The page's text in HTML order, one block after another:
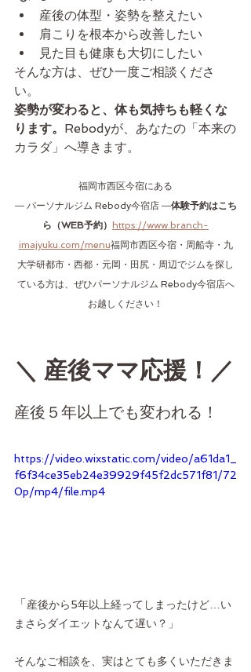
産後の体型・姿勢を整えたい
肩こりを根本から改善したい
見た目も健康も大切にしたい
そんな方は、ぜひ一度ご相談くださ
い。
姿勢が変わると、体も気持ちも軽くな
ります。 Rebodyが、あなたの「本来の
カラダ」へ導きます。
福岡市西区今宿にある
― パーソナルジム Rebody今宿店 ―体験予約はこち
ら（WEB予約）
https://www.branch-
imajyuku.com/menu福岡市西区今宿・周船寺・九
大学研都市・西都・元岡・田尻・周辺でジムを探し
ている方は、ぜひパーソナルジム Rebody今宿店へ
お越しください！
＼ 産後ママ応援！／
産後５年以上でも変われる！
https://video.wixstatic.com/video/a61da1_
f6f34ce35eb24e39929f45f2dc571f81/72
0p/mp4/file.mp4
「産後から5年以上経ってしまったけど…い
まさらダイエットなんて遅い？」
そんなご相談を、実はとても多くいただきま